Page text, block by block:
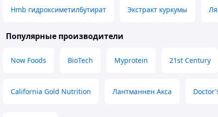
Hmb гидроксиметилбутират Экстракт куркумы
Популярные производители
Now Foods BioTech Myprotein 21st Century
California Gold Nutrition Лантманнен Акса